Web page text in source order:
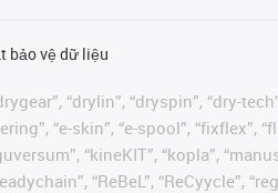
bảo vệ dữ liệu
“drylin”, “dryspin”, “dry-
“e-skin”, “e-spool”, “fixflex”,
“kineKIT”, “kopla”,
“ReBeL”, “ReCyycle”,